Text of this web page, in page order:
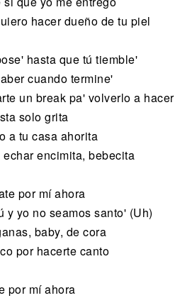
hacer dueño de tu piel
hasta que tú tiemble'
cuando termine'
un break pa' volverlo a hacer
solo grita
a tu casa ahorita
echar encimita, bebecita
por mí ahora
y yo no seamos santo' (Uh)
baby, de cora
por hacerte canto
por mí ahora